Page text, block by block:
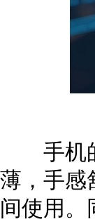
手机的
薄，手感
间使用。